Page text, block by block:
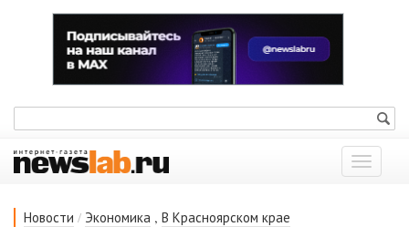
Показать
меню
Новости / Экономика , В Красноярском крае